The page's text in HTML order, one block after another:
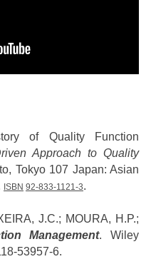
of Quality Function
Approach to Quality
Tokyo 107 Japan: Asian
ISBN 92-833-1121-3.
J.C.; MOURA, H.P.;
Management. Wiley
53957-6.